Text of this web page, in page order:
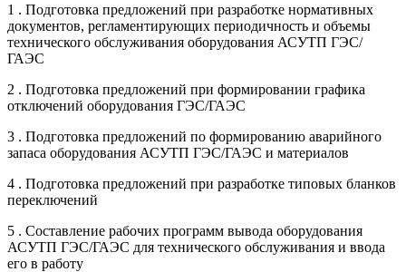
1 . Подготовка предложений при разработке нормативных
документов, регламентирующих периодичность и объемы
технического обслуживания оборудования АСУТП ГЭС/
ГАЭС
2 . Подготовка предложений при формировании графика
отключений оборудования ГЭС/ГАЭС
3 . Подготовка предложений по формированию аварийного
запаса оборудования АСУТП ГЭС/ГАЭС и материалов
4 . Подготовка предложений при разработке типовых бланков
переключений
5 . Составление рабочих программ вывода оборудования
АСУТП ГЭС/ГАЭС для технического обслуживания и ввода
его в работу